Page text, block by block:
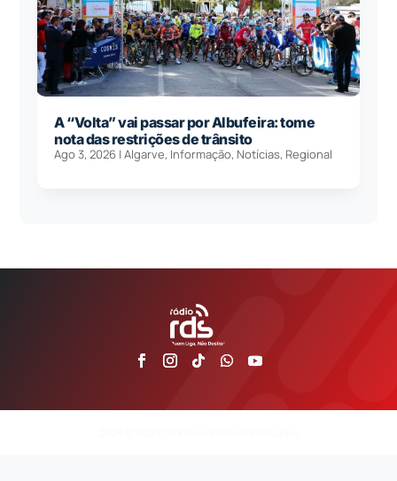
A “Volta” vai passar por Albufeira: tome
nota das restrições de trânsito
Ago 3, 2026 |Algarve, Informação, Notícias, Regional